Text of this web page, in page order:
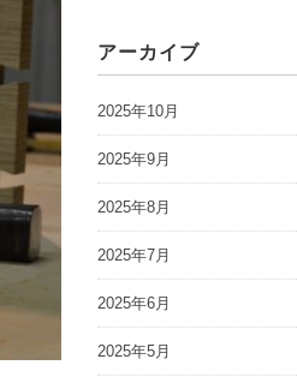
アーカイブ
2025年10月
2025年9月
2025年8月
2025年7月
2025年6月
2025年5月